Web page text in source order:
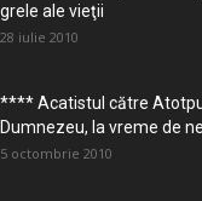
grele ale vieţii
28 iulie 2010
**** Acatistul către
Dumnezeu, la vreme de
5 octombrie 2010